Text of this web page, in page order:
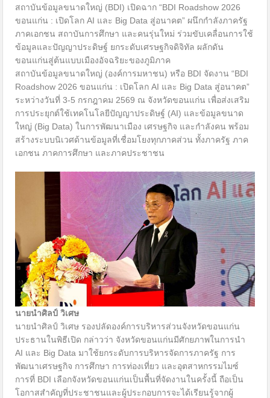
สถาบันข้อมูลขนาดใหญ่ (BDI) เปิดฉาก “BDI Roadshow 2026
ขอนแก่น : เปิดโลก AI และ Big Data สู่อนาคต” ผนึกกำลังภาครัฐ
ภาคเอกชน สถาบันการศึกษา และคนรุ่นใหม่ ร่วมขับเคลื่อนการใช้
ข้อมูลและปัญญาประดิษฐ์ ยกระดับเศรษฐกิจดิจิทัล ผลักดัน
ขอนแก่นสู่ต้นแบบเมืองอัจฉริยะของภูมิภาค
สถาบันข้อมูลขนาดใหญ่ (องค์การมหาชน) หรือ BDI จัดงาน “BDI
Roadshow 2026 ขอนแก่น : เปิดโลก AI และ Big Data สู่อนาคต”
ระหว่างวันที่ 3-5 กรกฎาคม 2569 ณ จังหวัดขอนแก่น เพื่อส่งเสริม
การประยุกต์ใช้เทคโนโลยีปัญญาประดิษฐ์ (AI) และข้อมูลขนาด
ใหญ่ (Big Data) ในการพัฒนาเมือง เศรษฐกิจ และกำลังคน พร้อม
สร้างระบบนิเวศด้านข้อมูลที่เชื่อมโยงทุกภาคส่วน ทั้งภาครัฐ ภาค
เอกชน ภาคการศึกษา และภาคประชาชน
นายนำศิลป์ วิเศษ
นายนำศิลป์ วิเศษ รองปลัดองค์การบริหารส่วนจังหวัดขอนแก่น
ประธานในพิธีเปิด กล่าวว่า จังหวัดขอนแก่นมีศักยภาพในการนำ
AI และ Big Data มาใช้ยกระดับการบริหารจัดการภาครัฐ การ
พัฒนาเศรษฐกิจ การศึกษา การท่องเที่ยว และอุตสาหกรรมไมซ์
การที่ BDI เลือกจังหวัดขอนแก่นเป็นพื้นที่จัดงานในครั้งนี้ ถือเป็น
โอกาสสำคัญที่ประชาชนและผู้ประกอบการจะได้เรียนรู้จากผู้